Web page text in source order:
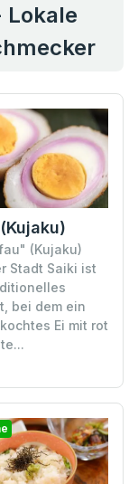
Lokale
(Kujaku)
Stadt Saiki ist
bei dem ein
Ei mit rot